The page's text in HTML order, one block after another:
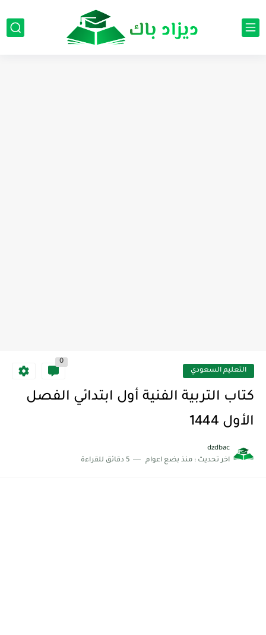
التعليم السعودي
0
كتاب التربية الفنية أول ابتدائي الفصل
الأول 1444
dzdbac
اخر تحديث : منذ بضع اعوام 5 دقائق للقراءة